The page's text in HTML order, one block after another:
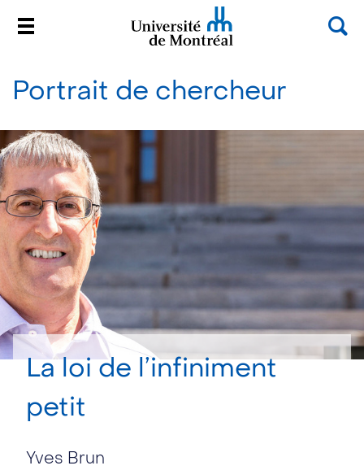
contenu
Portrait de chercheur
La loi de l’infiniment
petit
Yves Brun